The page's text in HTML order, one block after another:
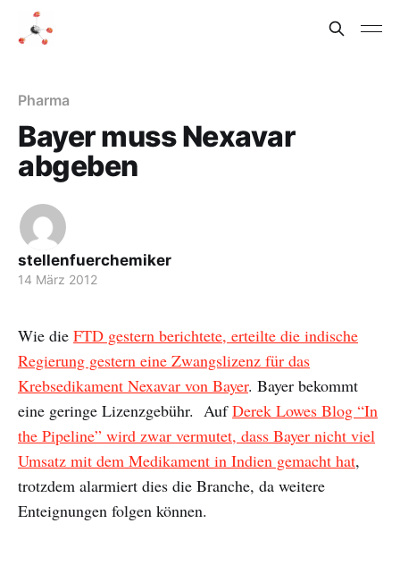
Pharma
Bayer muss Nexavar
abgeben
stellenfuerchemiker
14 März 2012
Wie die FTD gestern berichtete, erteilte die indische
Regierung gestern eine Zwangslizenz für das
Krebsedikament Nexavar von Bayer. Bayer bekommt
eine geringe Lizenzgebühr. AufDerek Lowes Blog “In
the Pipeline” wird zwar vermutet, dass Bayer nicht viel
Umsatz mit dem Medikament in Indien gemacht hat,
trotzdem alarmiert dies die Branche, da weitere
Enteignungen folgen können.